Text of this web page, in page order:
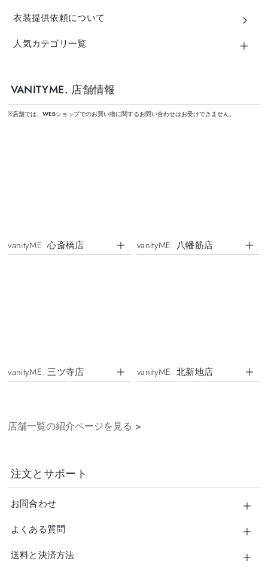
衣装提供依頼について
人気カテゴリ一覧
VANITYME. 店舗情報
※店舗では、WEBショップでのお買い物に関するお問い合わせはお受けできません。
vanityME. 心斎橋店 vanityME. 八幡筋店
vanityME. 三ツ寺店 vanityME. 北新地店
店舗一覧の紹介ページを見る >
注文とサポート
お問合わせ
よくある質問
送料と決済方法